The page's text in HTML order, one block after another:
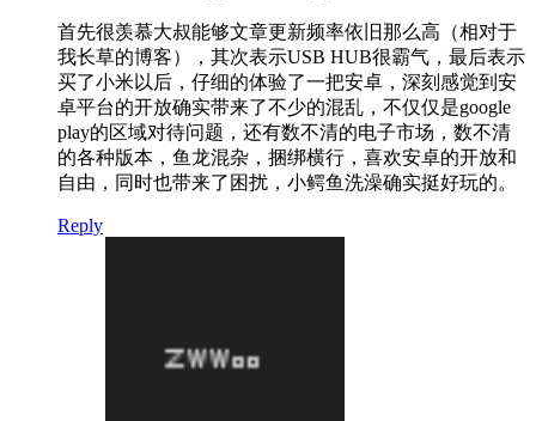
首先很羡慕大叔能够文章更新频率依旧那么高（相对于
我长草的博客），其次表示USB HUB很霸气，最后表示
买了小米以后，仔细的体验了一把安卓，深刻感觉到安
卓平台的开放确实带来了不少的混乱，不仅仅是google
play的区域对待问题，还有数不清的电子市场，数不清
的各种版本，鱼龙混杂，捆绑横行，喜欢安卓的开放和
自由，同时也带来了困扰，小鳄鱼洗澡确实挺好玩的。
Reply